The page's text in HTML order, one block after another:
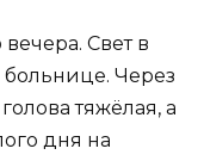
Свет в
Через
тяжёлая, а
дня на